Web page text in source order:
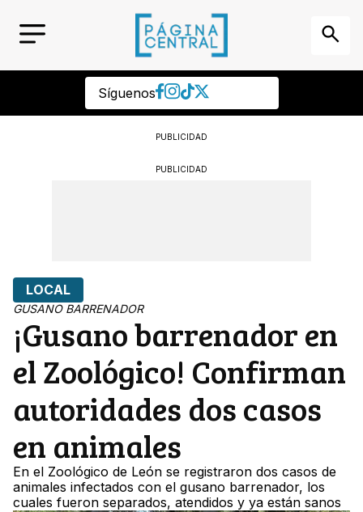
Síguenos
PUBLICIDAD
PUBLICIDAD
LOCAL
GUSANO BARRENADOR
¡Gusano barrenador en
el Zoológico! Confirman
autoridades dos casos
en animales
En el Zoológico de León se registraron dos casos de
animales infectados con el gusano barrenador, los
cuales fueron separados, atendidos y ya están sanos